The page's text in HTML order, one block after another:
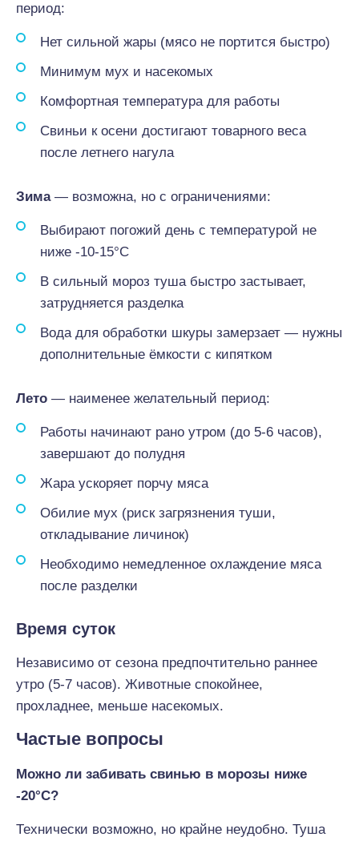
период:
Нет сильной жары (мясо не портится быстро)
Минимум мух и насекомых
Комфортная температура для работы
Свиньи к осени достигают товарного веса
после летнего нагула
Зима— возможна, но с ограничениями:
Выбирают погожий день с температурой не
ниже -10-15°C
В сильный мороз туша быстро застывает,
затрудняется разделка
Вода для обработки шкуры замерзает — нужны
дополнительные ёмкости с кипятком
Лето — наименее желательный период:
Работы начинают рано утром (до 5-6 часов),
завершают до полудня
Жара ускоряет порчу мяса
Обилие мух (риск загрязнения туши,
откладывание личинок)
Необходимо немедленное охлаждение мяса
после разделки
Время суток
Независимо от сезона предпочтительно раннее
утро (5-7 часов). Животные спокойнее,
прохладнее, меньше насекомых.
Частые вопросы
Можно ли забивать свинью в морозы ниже
-20°C?
Технически возможно, но крайне неудобно. Туша